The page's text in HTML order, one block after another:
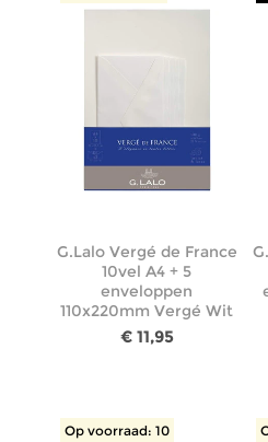
G.Lalo Vergé de France
10vel A4 + 5
enveloppen
110x220mm Vergé Wit
€ 11,95
Op voorraad: 10